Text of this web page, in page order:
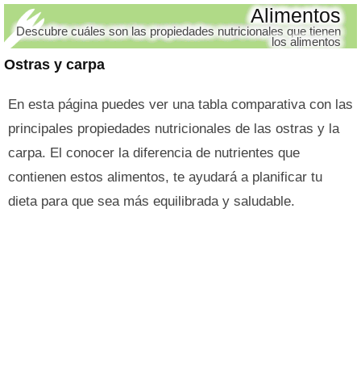
Ostras y carpa
Alimentos
Descubre cuáles son las propiedades nutricionales que tienen
los alimentos
En esta página puedes ver una tabla comparativa con las
principales propiedades nutricionales de las ostras y la
carpa. El conocer la diferencia de nutrientes que
contienen estos alimentos, te ayudará a planificar tu
dieta para que sea más equilibrada y saludable.